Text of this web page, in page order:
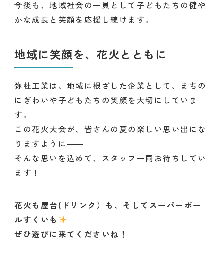
今後も、地域社会の一員として子どもたちの健や
かな成長と笑顔を応援し続けます。
地域に笑顔を、花火とともに
弥杜工業は、地域に根ざした企業として、まちの
にぎわいや子どもたちの笑顔を大切にしていま
す。
この花火大会が、皆さんの夏の楽しい思い出にな
りますように――
そんな思いを込めて、スタッフ一同お待ちしてい
ます！
花火も屋台(ドリンク）も、そしてスーパーボー
ルすくいも
ぜひ遊びに来てくださいね！